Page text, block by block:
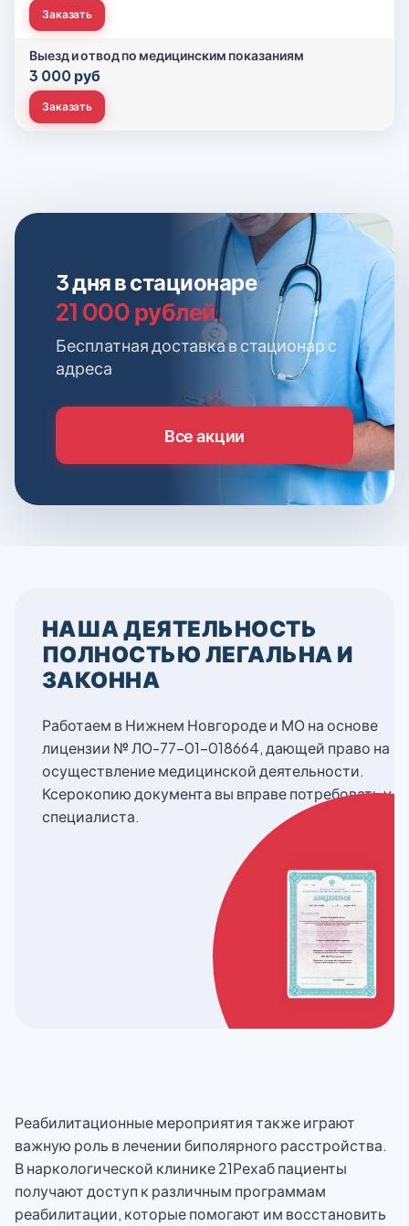
Заказать
Выезд и отвод по медицинским показаниям
3 000 руб
Заказать
3 дня в стационаре
21 000 рублей.
Бесплатная доставка в стационар с
адреса
Все акции
НАША ДЕЯТЕЛЬНОСТЬ
ПОЛНОСТЬЮ ЛЕГАЛЬНА И
ЗАКОННА
Работаем в Нижнем Новгороде и МО на основе
лицензии № ЛО-77-01-018664, дающей право на
осуществление медицинской деятельности.
Ксерокопию документа вы вправе потребовать у
специалиста.
Реабилитационные мероприятия также играют
важную роль в лечении биполярного расстройства.
В наркологической клинике 21Рехаб пациенты
получают доступ к различным программам
реабилитации, которые помогают им восстановить